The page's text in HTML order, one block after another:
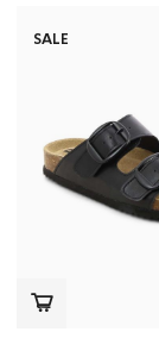
SALE